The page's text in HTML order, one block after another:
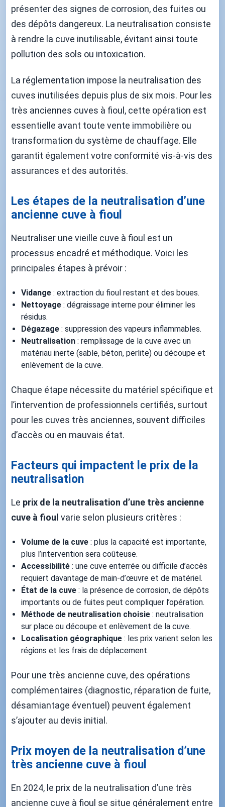
présenter des signes de corrosion, des fuites ou
des dépôts dangereux. La neutralisation consiste
à rendre la cuve inutilisable, évitant ainsi toute
pollution des sols ou intoxication.
La réglementation impose la neutralisation des
cuves inutilisées depuis plus de six mois. Pour les
très anciennes cuves à fioul, cette opération est
essentielle avant toute vente immobilière ou
transformation du système de chauffage. Elle
garantit également votre conformité vis-à-vis des
assurances et des autorités.
Les étapes de la neutralisation d’une
ancienne cuve à fioul
Neutraliser une vieille cuve à fioul est un
processus encadré et méthodique. Voici les
principales étapes à prévoir :
Vidange : extraction du fioul restant et des boues.
Nettoyage : dégraissage interne pour éliminer les
résidus.
Dégazage : suppression des vapeurs inflammables.
Neutralisation : remplissage de la cuve avec un
matériau inerte (sable, béton, perlite) ou découpe et
enlèvement de la cuve.
Chaque étape nécessite du matériel spécifique et
l’intervention de professionnels certifiés, surtout
pour les cuves très anciennes, souvent difficiles
d’accès ou en mauvais état.
Facteurs qui impactent le prix de la
neutralisation
Le prix de la neutralisation d’une très ancienne
cuve à fioul varie selon plusieurs critères :
Volume de la cuve : plus la capacité est importante,
plus l’intervention sera coûteuse.
Accessibilité : une cuve enterrée ou difficile d’accès
requiert davantage de main-d’œuvre et de matériel.
État de la cuve : la présence de corrosion, de dépôts
importants ou de fuites peut compliquer l’opération.
Méthode de neutralisation choisie : neutralisation
sur place ou découpe et enlèvement de la cuve.
Localisation géographique : les prix varient selon les
régions et les frais de déplacement.
Pour une très ancienne cuve, des opérations
complémentaires (diagnostic, réparation de fuite,
désamiantage éventuel) peuvent également
s’ajouter au devis initial.
Prix moyen de la neutralisation d’une
très ancienne cuve à fioul
En 2024, le prix de la neutralisation d’une très
ancienne cuve à fioul se situe généralement entre